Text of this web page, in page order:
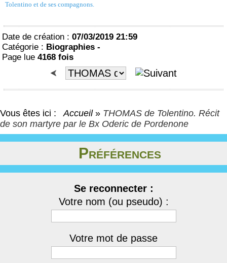
Tolentino et de ses compagnons.
Date de création : 07/03/2019 21:59
Catégorie : Biographies -
Page lue 4168 fois
Vous êtes ici : Accueil » THOMAS de Tolentino. Récit
de son martyre par le Bx Oderic de Pordenone
Préférences
Se reconnecter :
Votre nom (ou pseudo) :
Votre mot de passe